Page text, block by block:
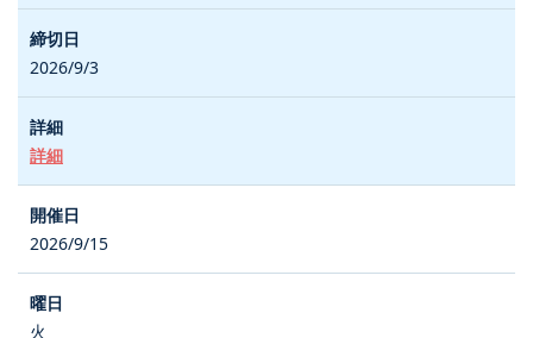
2026/9/3
詳細
2026/9/15
火